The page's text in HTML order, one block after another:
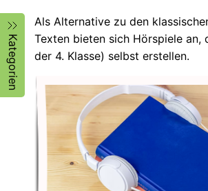
Titel Text Autor/in
Kategorien
Als Alternative zu den
Texten bieten sich Hörspiele an,
der 4. Klasse) selbst erstellen.